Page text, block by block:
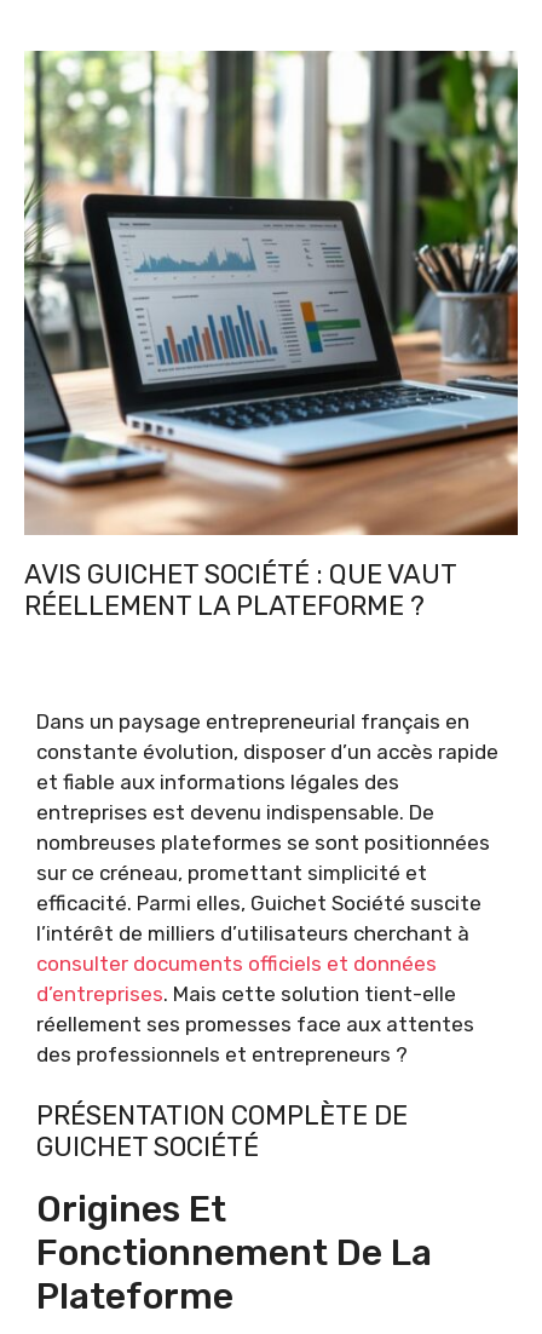
AVIS GUICHET SOCIÉTÉ : QUE VAUT
RÉELLEMENT LA PLATEFORME ?
Dans un paysage entrepreneurial français en
constante évolution, disposer d’un accès rapide
et fiable aux informations légales des
entreprises est devenu indispensable. De
nombreuses plateformes se sont positionnées
sur ce créneau, promettant simplicité et
efficacité. Parmi elles, Guichet Société suscite
l’intérêt de milliers d’utilisateurs cherchant à
consulter documents officiels et données
d’entreprises. Mais cette solution tient-elle
réellement ses promesses face aux attentes
des professionnels et entrepreneurs ?
PRÉSENTATION COMPLÈTE DE
GUICHET SOCIÉTÉ
Origines Et
Fonctionnement De La
Plateforme